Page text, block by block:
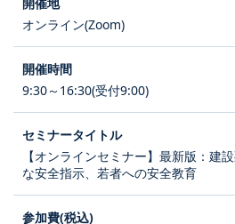
オンライン(Zoom)
9:30～16:30(受付9:00)
【オンラインセミナー】最新版：建
な安全指示、若者への安全教育